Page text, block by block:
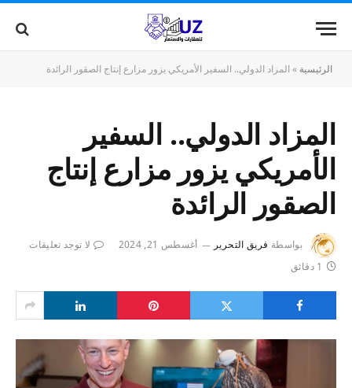
الرئيسية » المزاد الدولي.. السفير الأمريكي يزور مزارع إنتاج الصقور الرائدة
المزاد الدولي.. السفير
الأمريكي يزور مزارع إنتاج
الصقور الرائدة
بواسطة فريق التحرير أغسطس 21, 2024
لا توجد تعليقات
1 دقائق